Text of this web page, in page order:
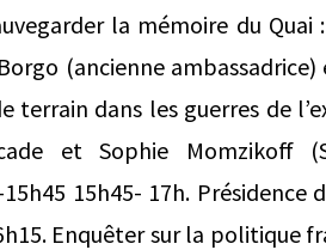
la mémoire du
(ancienne ambassadrice)
terrain dans les guerres de
et Sophie Momzikoff
15h45- 17h. Présidence
Enquêter sur la politique